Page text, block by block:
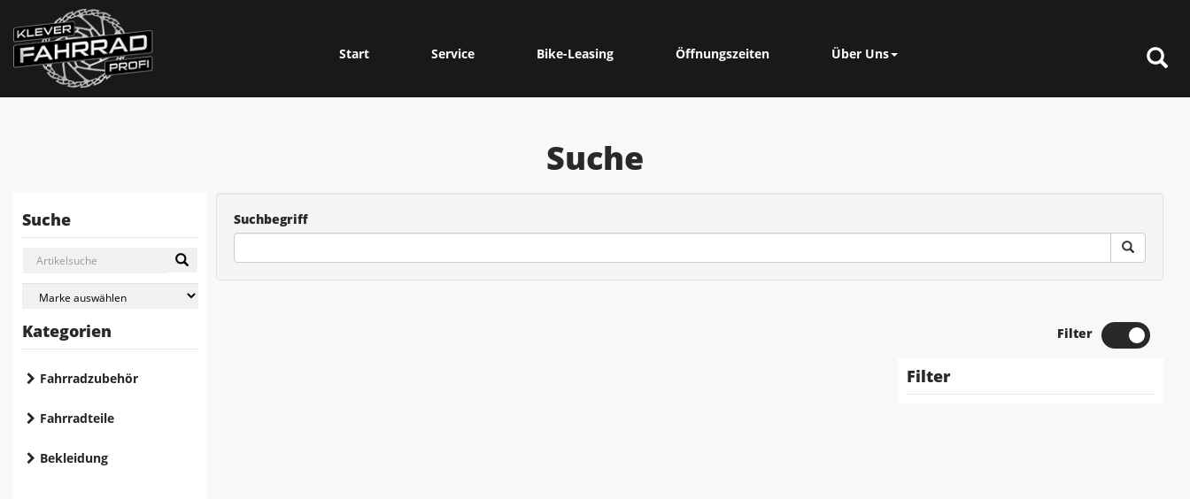
Start Service Bike-Leasing Öffnungszeiten Über Uns
Suche
Suche
Kategorien
Fahrradzubehör
Fahrradteile
Bekleidung
Suchbegriff
Filter
Filter